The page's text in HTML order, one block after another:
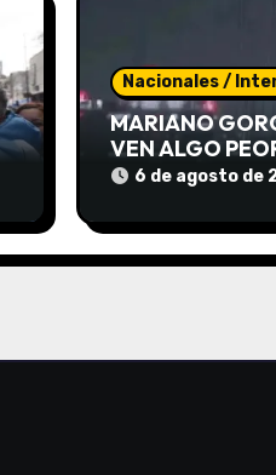
Nacionales /
MARIANO
VEN ALGO
KUKA, EL
6 de agosto de